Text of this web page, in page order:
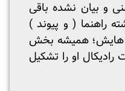
و بیان نشده باقی
راهنما ( و پیوند )
هایش؛ همیشه بخش
رادیکال او را تشکیل